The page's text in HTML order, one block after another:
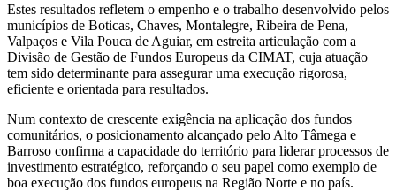
Estes resultados refletem o empenho e o trabalho desenvolvido pelos
municípios de Boticas, Chaves, Montalegre, Ribeira de Pena,
Valpaços e Vila Pouca de Aguiar, em estreita articulação com a
Divisão de Gestão de Fundos Europeus da CIMAT, cuja atuação
tem sido determinante para assegurar uma execução rigorosa,
eficiente e orientada para resultados.
Num contexto de crescente exigência na aplicação dos fundos
comunitários, o posicionamento alcançado pelo Alto Tâmega e
Barroso confirma a capacidade do território para liderar processos de
investimento estratégico, reforçando o seu papel como exemplo de
boa execução dos fundos europeus na Região Norte e no país.